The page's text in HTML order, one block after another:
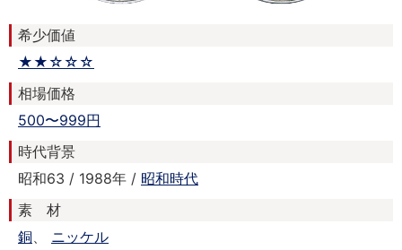
希少価値
★★☆☆☆
相場価格
500〜999円
時代背景
昭和63 / 1988年 / 昭和時代
素 材
銅、 ニッケル